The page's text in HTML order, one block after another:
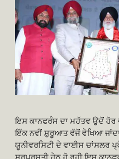
ਇਸ ਕਾਨਫਰੰਸ ਦਾ ਮਹੱਤਵ ਉਦੋਂ ਹੋਰ
ਇੱਕ ਨਵੀਂ ਸ਼ੁਰੂਆਤ ਵੱਜੋਂ ਵੇਖਿਆ
ਯੂਨੀਵਰਸਿਟੀ ਦੇ ਵਾਈਸ ਚਾਂਸਲਰ
ਸਰਪ੍ਰਸਤੀ ਹੇਠ ਹੋ ਰਹੀ ਇਸ